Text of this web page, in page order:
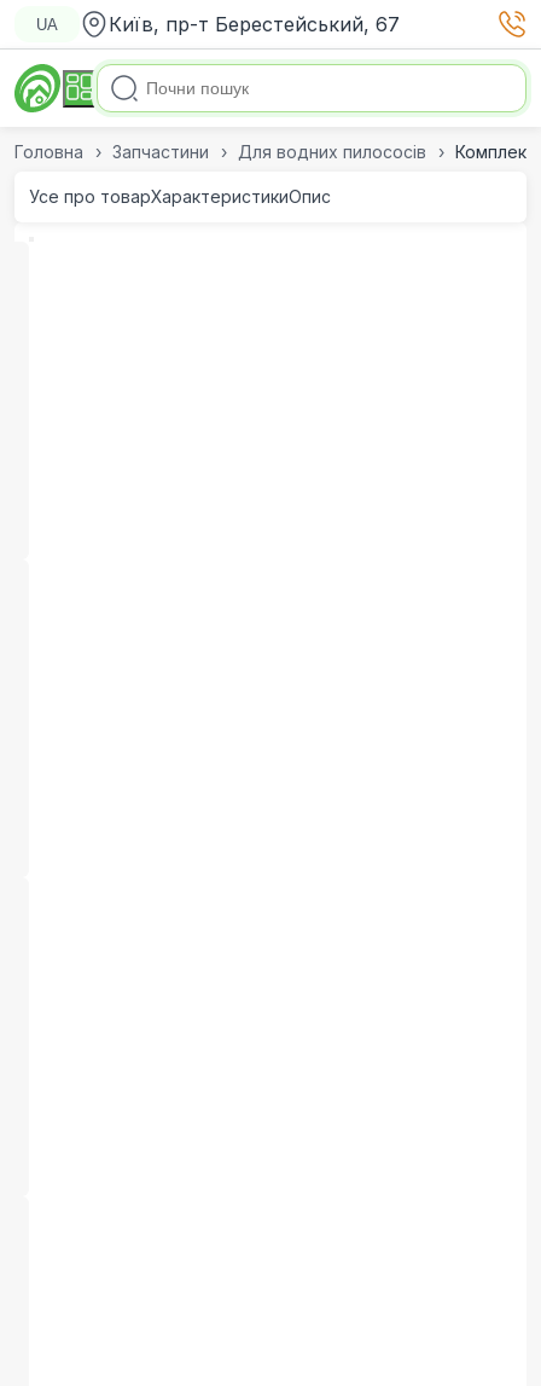
UA Київ, пр-т Берестейський, 67
Головна Запчастини Для водних пилососів Комплект
Усе про товарХарактеристикиОпис